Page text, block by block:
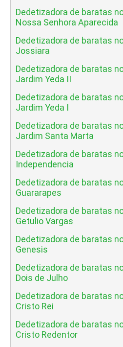
Dedetizadora de baratas
Nossa Senhora Aparecida
Dedetizadora de baratas
Jossiara
Dedetizadora de baratas
Jardim Yeda II
Dedetizadora de baratas
Jardim Yeda I
Dedetizadora de baratas
Jardim Santa Marta
Dedetizadora de baratas
Independencia
Dedetizadora de baratas
Guararapes
Dedetizadora de baratas
Getulio Vargas
Dedetizadora de baratas
Genesis
Dedetizadora de baratas
Dois de Julho
Dedetizadora de baratas
Cristo Rei
Dedetizadora de baratas
Cristo Redentor